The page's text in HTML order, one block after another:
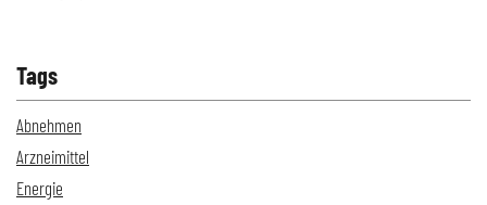
Tags
Abnehmen
Arzneimittel
Energie